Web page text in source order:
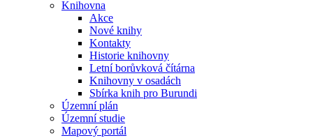
Knihovna
Akce
Nové knihy
Kontakty
Historie knihovny
Letní borůvková čítárna
Knihovny v osadách
Sbírka knih pro Burundi
Územní plán
Územní studie
Mapový portál